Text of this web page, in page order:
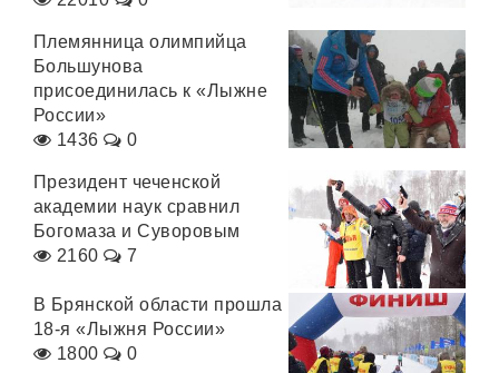
Племянница олимпийца
Большунова
присоединилась к «Лыжне
России»
1436
0
Президент чеченской
академии наук сравнил
Богомаза и Суворовым
2160
7
В Брянской области прошла
18-я «Лыжня России»
1800
0